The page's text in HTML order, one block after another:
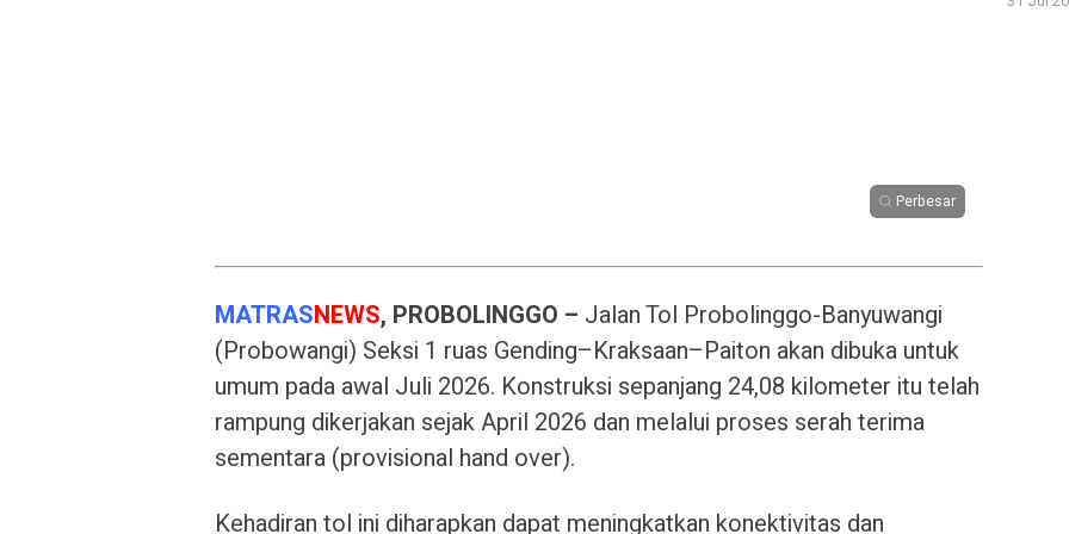
Perbesar
MATRASNEWS, PROBOLINGGO – Jalan Tol Probolinggo-Banyuwangi
(Probowangi) Seksi 1 ruas Gending–Kraksaan–Paiton akan dibuka untuk
umum pada awal Juli 2026. Konstruksi sepanjang 24,08 kilometer itu telah
rampung dikerjakan sejak April 2026 dan melalui proses serah terima
sementara (provisional hand over).
Kehadiran tol ini diharapkan dapat meningkatkan konektivitas dan